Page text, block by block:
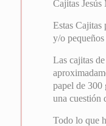
Cajitas
Estas Cajitas
y/o pequeños
Las cajitas
papel de 300
una cuestión
Todo lo que